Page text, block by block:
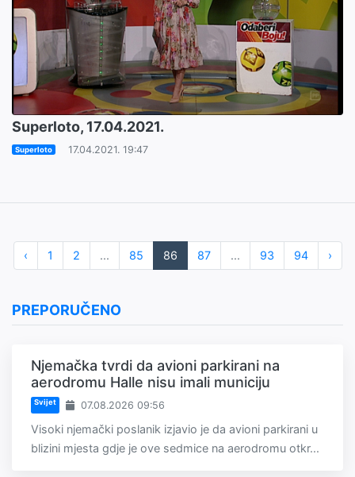
Superloto, 17.04.2021.
Superloto 17.04.2021. 19:47
‹ 1 2 ... 85 86 87 ... 93 94 ›
PREPORUČENO
Njemačka tvrdi da avioni parkirani na
aerodromu Halle nisu imali municiju
Svijet 07.08.2026 09:56
Visoki njemački poslanik izjavio je da avioni parkirani u
blizini mjesta gdje je ove sedmice na aerodromu otkr...